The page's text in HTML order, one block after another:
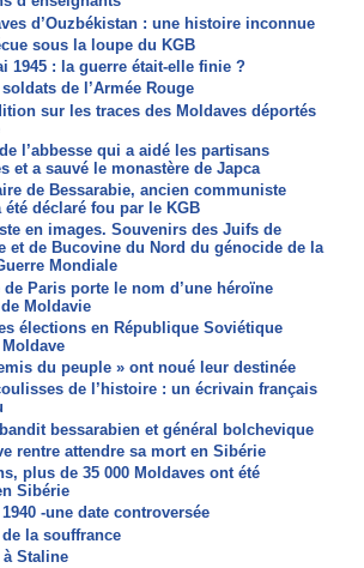
d’Ouzbékistan : une histoire inconnue
sous la loupe du KGB
1945 : la guerre était-elle finie ?
soldats de l’Armée Rouge
sur les traces des Moldaves déportés
l’abbesse qui a aidé les partisans
et a sauvé le monastère de Japca
de Bessarabie, ancien communiste
été déclaré fou par le KGB
en images. Souvenirs des Juifs de
et de Bucovine du Nord du génocide de la
Mondiale
Paris porte le nom d’une héroїne
Moldavie
élections en République Soviétique
du peuple » ont noué leur destinée
de l’histoire : un écrivain français
bessarabien et général bolchevique
rentre attendre sa mort en Sibérie
plus de 35 000 Moldaves ont été
Sibérie
-une date controversée
la souffrance
à Staline